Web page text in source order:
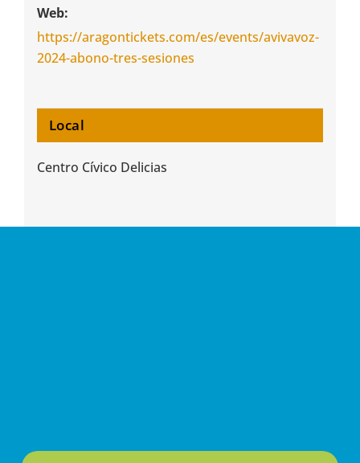
Web:
https://aragontickets.com/es/events/avivavoz-
2024-abono-tres-sesiones
Local
Centro Cívico Delicias